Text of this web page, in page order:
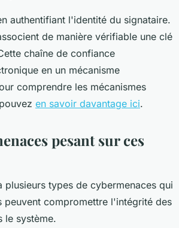
authentifiant l'identité du signataire.
de manière vérifiable une clé
chaîne de confiance
en un mécanisme
comprendre les mécanismes
en savoir davantage ici.
pesant sur ces
types de cybermenaces qui
peuvent compromettre l'intégrité des
le système.